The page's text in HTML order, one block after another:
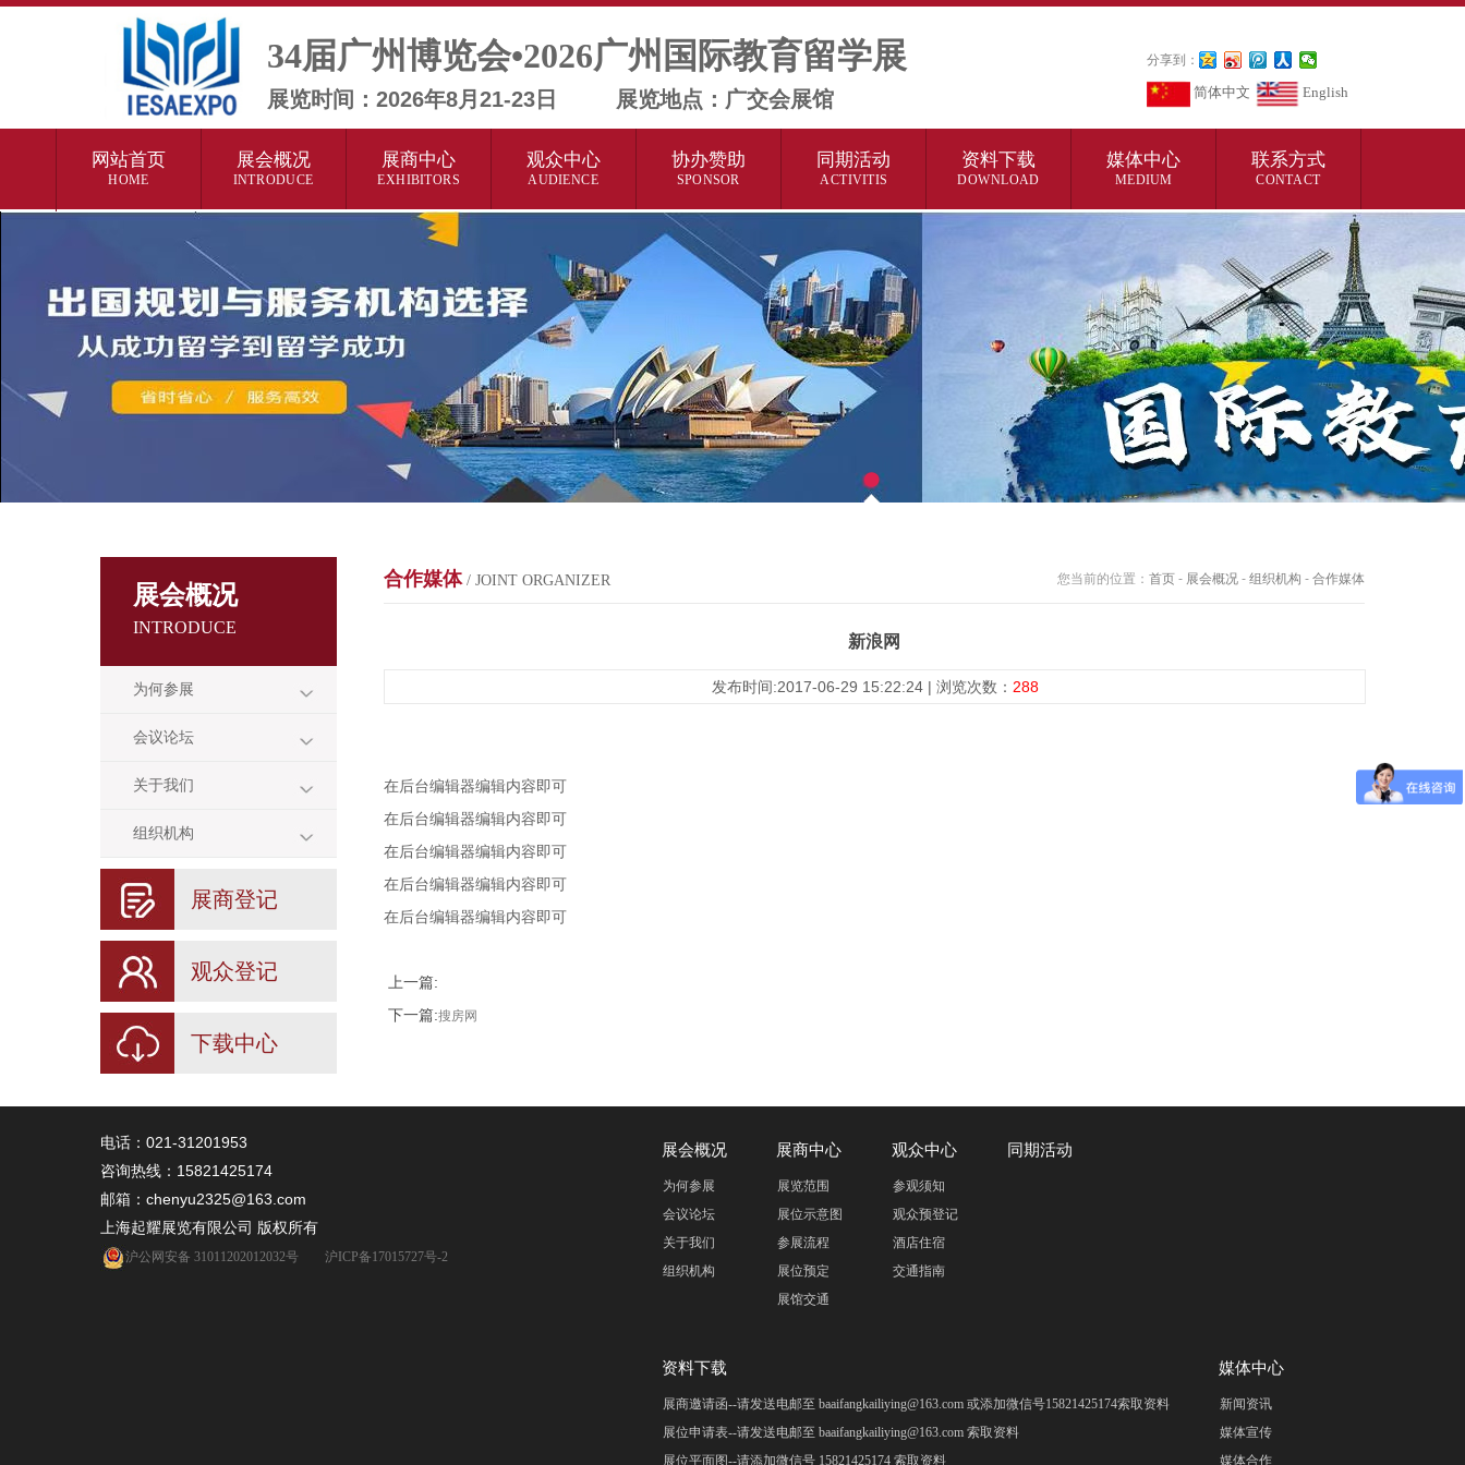
34届广州博览会•2026广州国际教育留学展
展览时间：2026年8月21-23日 展览地点：广交会展馆
分享到：
简体中文 English
网站首页
HOME
展会概况
INTRODUCE
展商中心
EXHIBITORS
观众中心
AUDIENCE
协办赞助
SPONSOR
同期活动
ACTIVITIS
资料下载
DOWNLOAD
媒体中心
MEDIUM
联系方式
CONTACT
展会概况
INTRODUCE
为何参展
会议论坛
关于我们
组织机构
展商登记
观众登记
下载中心
合作媒体/ JOINT ORGANIZER 您当前的位置： 首页 - 展会概况 - 组织机构 - 合作媒体
新浪网
发布时间:2017-06-29 15:22:24 | 浏览次数： 288
在后台编辑器编辑内容即可
在后台编辑器编辑内容即可
在后台编辑器编辑内容即可
在后台编辑器编辑内容即可
在后台编辑器编辑内容即可
上一篇:
下一篇:搜房网
电话：021-31201953
咨询热线： 15821425174
邮箱：chenyu2325@163.com
上海起耀展览有限公司 版权所有
沪公网安备 31011202012032号 沪ICP备17015727号-2
展会概况
为何参展
会议论坛
关于我们
组织机构
展商中心
展览范围
展位示意图
参展流程
展位预定
展馆交通
观众中心
参观须知
观众预登记
酒店住宿
交通指南
同期活动
资料下载
展商邀请函--请发送电邮至 baaifangkailiying@163.com 或添加微信号15821425174索取资料
展位申请表--请发送电邮至 baaifangkailiying@163.com 索取资料
展位平面图--请添加微信号 15821425174 索取资料
媒体中心
新闻资讯
媒体宣传
媒体合作